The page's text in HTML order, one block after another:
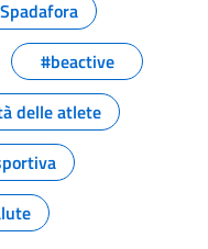
#beactive
delle atlete